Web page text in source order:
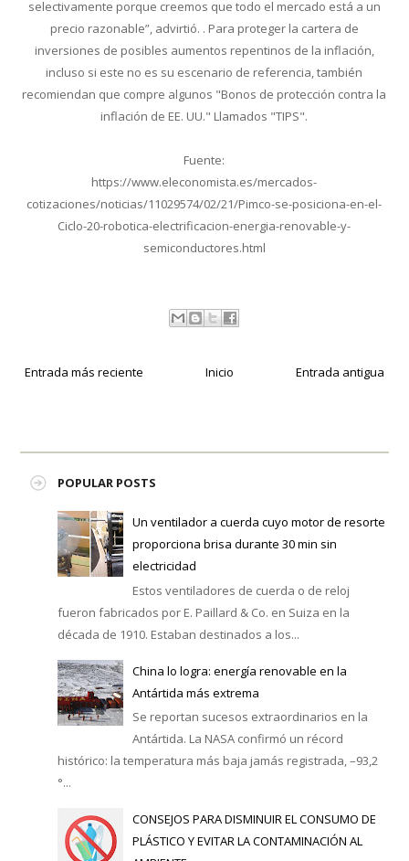
selectivamente porque creemos que todo el mercado está a un
precio razonable”, advirtió. . Para proteger la cartera de
inversiones de posibles aumentos repentinos de la inflación,
incluso si este no es su escenario de referencia, también
recomiendan que compre algunos "Bonos de protección contra la
inflación de EE. UU." Llamados "TIPS".
Fuente:
https://www.eleconomista.es/mercados-
cotizaciones/noticias/11029574/02/21/Pimco-se-posiciona-en-el-
Ciclo-20-robotica-electrificacion-energia-renovable-y-
semiconductores.html
Entrada más reciente Entrada antigua
Inicio
POPULAR POSTS
Un ventilador a cuerda cuyo motor de resorte
proporciona brisa durante 30 min sin
electricidad
Estos ventiladores de cuerda o de reloj
fueron fabricados por E. Paillard & Co. en Suiza en la
década de 1910. Estaban destinados a los...
China lo logra: energía renovable en la
Antártida más extrema
Se reportan sucesos extraordinarios en la
Antártida. La NASA confirmó un récord
histórico: la temperatura más baja jamás registrada, –93,2
°...
CONSEJOS PARA DISMINUIR EL CONSUMO DE
PLÁSTICO Y EVITAR LA CONTAMINACIÓN AL